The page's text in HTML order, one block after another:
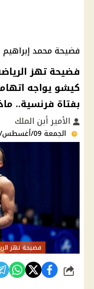
فضيحة محمد
فضيحة تهز
كيشو يواجه
بفتاة فرنسية..
الأمير أبن الملك
الجمعة 09/أغسطس/2024 - 10:04 م
فضيحة تهز
شارك